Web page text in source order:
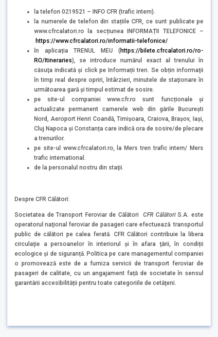
la telefon 0219521 – INFO CFR (trafic intern).
la numerele de telefon din stațiile CFR, ce sunt publicate pe
www.cfrcalatori.ro la secțiunea INFORMAȚII TELEFONICE –
https://www.cfrcalatori.ro/informatii-telefonice/
în aplicația TRENUL MEU (https://bilete.cfrcalatori.ro/ro-
RO/Itineraries), se introduce numărul exact al trenului în
căsuţa indicată şi click pe Informații tren. Se obțin informaţii
în timp real despre opriri, întârzieri, minutele de staţionare în
următoarea gară şi timpul estimat de sosire.
pe site-ul companiei www.cfr.ro sunt funcționale și
actualizate permanent camerele web din gările București
Nord, Aeroport Henri Coandă, Timișoara, Craiova, Brașov, Iași,
Cluj Napoca și Constanța care indică ora de sosire/de plecare
a trenurilor.
pe site-ul www.cfrcalatori.ro, la Mers tren trafic intern/ Mers
trafic international.
de la personalul nostru din staţii.
Despre CFR Călători:
Societatea de Transport Feroviar de CălătoriCFR CălătoriS.A. este
operatorul naţional feroviar de pasageri care efectuează transportul
public de călători pe calea ferată. CFR Călători contribuie la libera
circulaţie a persoanelor în interiorul şi în afara ţării, în condiții
ecologice și de siguranță. Politica pe care managementul companiei
o promovează este de a furniza servicii de transport feroviar de
pasageri de calitate, cu un angajament față de societate în sensul
garantării accesibilității pentru toate categoriile de cetăţeni.